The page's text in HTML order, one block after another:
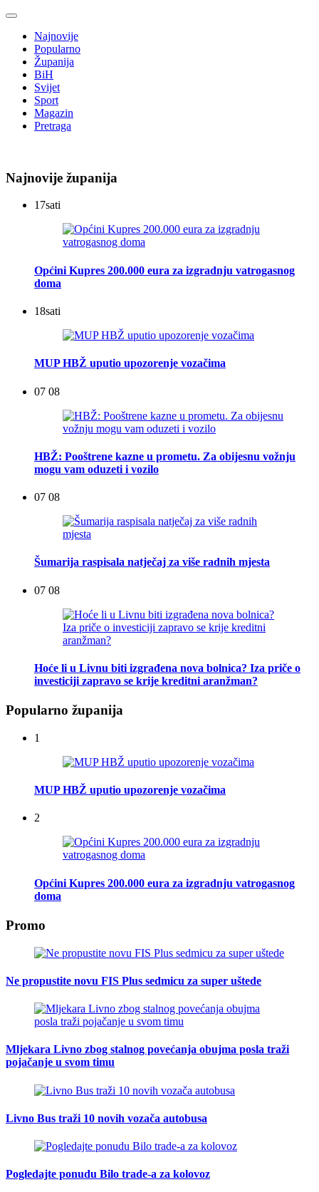
Najnovije
Popularno
Županija
BiH
Svijet
Sport
Magazin
Pretraga
Najnovije županija
17sati
Općini Kupres 200.000 eura za izgradnju vatrogasnog
doma
18sati
MUP HBŽ uputio upozorenje vozačima
07 08
HBŽ: Pooštrene kazne u prometu. Za obijesnu vožnju
mogu vam oduzeti i vozilo
07 08
Šumarija raspisala natječaj za više radnih mjesta
07 08
Hoće li u Livnu biti izgrađena nova bolnica? Iza priče o
investiciji zapravo se krije kreditni aranžman?
Popularno županija
1
MUP HBŽ uputio upozorenje vozačima
2
Općini Kupres 200.000 eura za izgradnju vatrogasnog
doma
Promo
Ne propustite novu FIS Plus sedmicu za super uštede
Mljekara Livno zbog stalnog povećanja obujma posla traži
pojačanje u svom timu
Livno Bus traži 10 novih vozača autobusa
Pogledajte ponudu Bilo trade-a za kolovoz